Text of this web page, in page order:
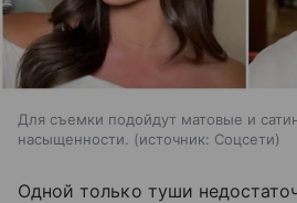
Для съемки подойдут матовые и
насыщенности.
источник: Соцсети
Одной только туши